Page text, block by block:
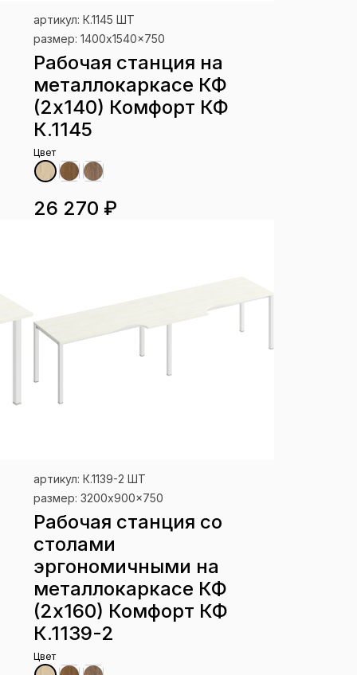
артикул: К.1145 ШТ
размер: 1400x1540x750
Рабочая станция на
металлокаркасе КФ
(2х140) Комфорт КФ
К.1145
Цвет
26 270 ₽
артикул: К.1139-2 ШТ
размер: 3200x900x750
Рабочая станция со
столами
эргономичными на
металлокаркасе КФ
(2х160) Комфорт КФ
К.1139-2
Цвет